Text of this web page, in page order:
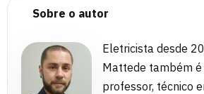
Sobre o autor
Eletricista desde
Mattede também é
professor, técnico